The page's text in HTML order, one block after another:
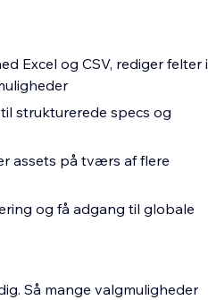
Excel og CSV, rediger felter i
strukturerede specs og
assets på tværs af flere
og få adgang til globale
Så mange valgmuligheder